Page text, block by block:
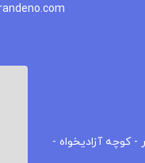
- کوچه آزادیخواه -